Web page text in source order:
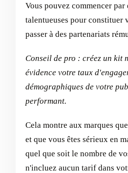
Vous pouvez commencer
talentueuses pour constituer
passer à des partenariats
Conseil de pro : créez un kit
évidence votre taux
démographiques de votre
performant.
Cela montre aux marques
et que vous êtes sérieux en
quel que soit le nombre de
n'incluez aucun tarif dans